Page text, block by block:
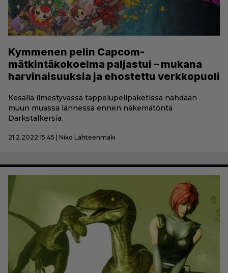
Kymmenen pelin Capcom-
mätkintäkokoelma paljastui – mukana
harvinaisuuksia ja ehostettu verkkopuoli
Kesällä ilmestyvässä tappelupelipaketissa nähdään
muun muassa lännessä ennen näkemätöntä
Darkstalkersia.
21.2.2022 15:45 | Niko Lähteenmäki